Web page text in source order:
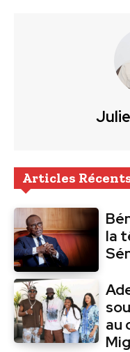
Articles
la
au